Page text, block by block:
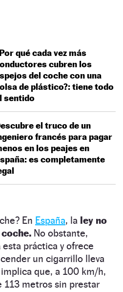
qué cada vez más
cubren los
del coche con una
de plástico?: tiene todo
sentido
el truco de un
francés para pagar
en los peajes en
es completamente
En España, la ley no
coche. No obstante,
esta práctica y ofrece
un cigarrillo lleva
que, a 100 km/h,
metros sin prestar